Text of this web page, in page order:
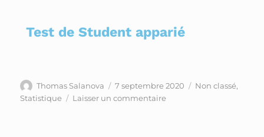
Test de Student apparié
Thomas Salanova 7 septembre 2020 Non classé,
Statistique
Laisser un commentaire